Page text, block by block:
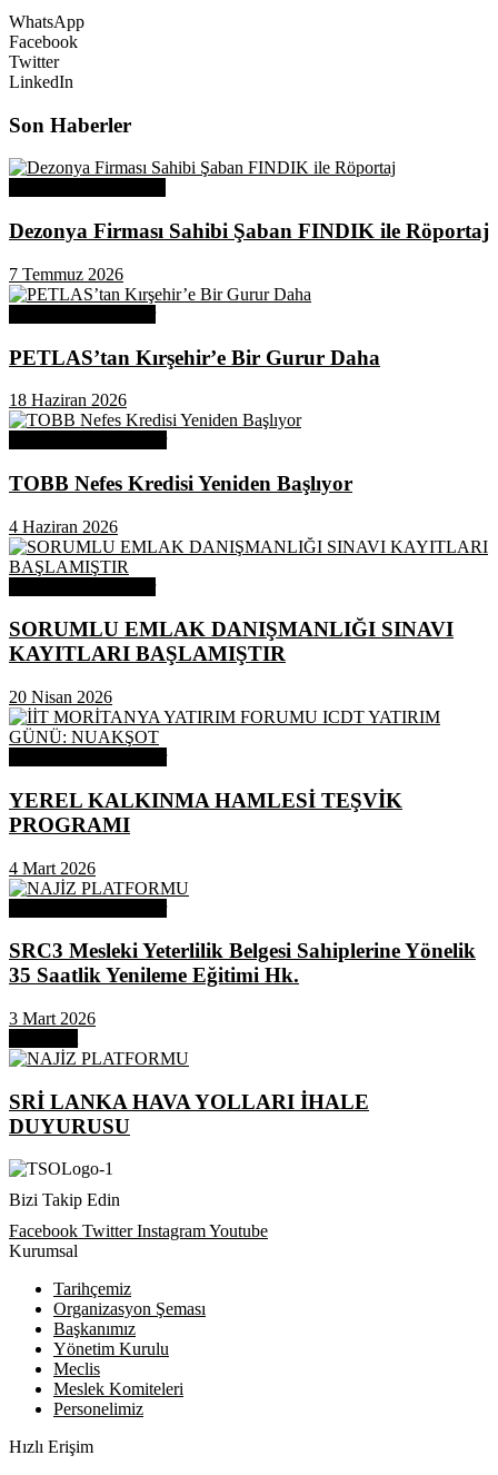
WhatsApp
Facebook
Twitter
LinkedIn
Son Haberler
Dezonya Firması Sahibi Şaban FINDIK ile Röportaj
7 Temmuz 2026
PETLAS’tan Kırşehir’e Bir Gurur Daha
18 Haziran 2026
TOBB Nefes Kredisi Yeniden Başlıyor
4 Haziran 2026
SORUMLU EMLAK DANIŞMANLIĞI SINAVI
KAYITLARI BAŞLAMIŞTIR
20 Nisan 2026
YEREL KALKINMA HAMLESİ TEŞVİK
PROGRAMI
4 Mart 2026
SRC3 Mesleki Yeterlilik Belgesi Sahiplerine Yönelik
35 Saatlik Yenileme Eğitimi Hk.
3 Mart 2026
SRİ LANKA HAVA YOLLARI İHALE
DUYURUSU
Bizi Takip Edin
Facebook Twitter InstagramYoutube
Kurumsal
Tarihçemiz
Organizasyon Şeması
Başkanımız
Yönetim Kurulu
Meclis
Meslek Komiteleri
Personelimiz
Hızlı Erişim